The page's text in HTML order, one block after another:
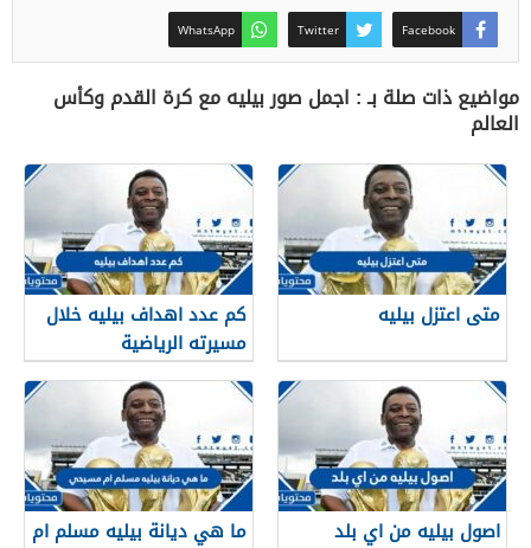
Facebook
Twitter
WhatsApp
مواضيع ذات صلة بـ : اجمل صور بيليه مع كرة القدم وكأس
العالم
متى اعتزل بيليه
كم عدد اهداف بيليه خلال
مسيرته الرياضية
اصول بيليه من اي بلد
ما هي ديانة بيليه مسلم ام